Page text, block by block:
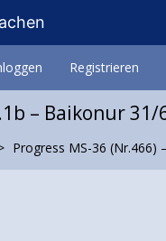
Registrieren
– Baikonur 31/
Progress MS-36 (Nr.466)